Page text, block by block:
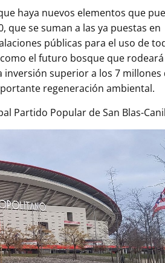
haya nuevos elementos que
que se suman a las ya puestas en
públicas para el uso de
el futuro bosque que rodeará
superior a los 7 millones
regeneración ambiental.
Partido Popular de San Blas-